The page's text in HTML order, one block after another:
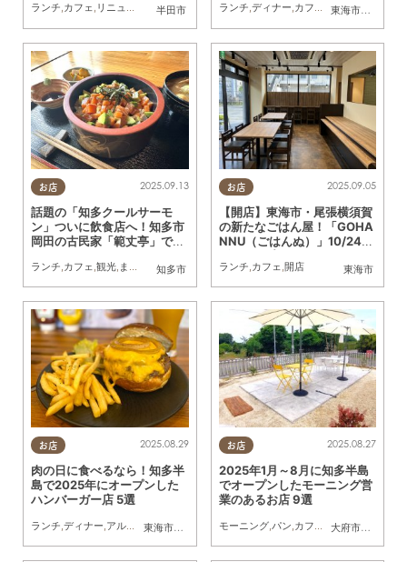
半田市
ランチ,カフェ, リニューアル ,閉店,地元企業 東海市
,大府市
ランチ,ディナー,カフェ スイーツ
お店
知多市
2025.09.13
話題の「知多クールサーモ
ン」ついに飲食店へ！知多市
岡田の古民家「範丈亭」で贅
ランチ,カフェ,観光, まちネタ ,行ってみたレポ
お店
東海市
2025.09.05
【開店】東海市・尾張横須賀
の新たなごはん屋！「GOHA
NNU（ごはんぬ）」10/24
ランチ,カフェ,開店
お店
東海市
,大府市 常滑市,武豊町
2025.08.29
肉の日に食べるなら！知多半
島で2025年にオープンした
ハンバーガー店 5選
ランチ,ディナー,アルコール ,パン 開店,専門店,まちネタ,まとめ記事
お店
大府市
,知多市
2025.08.27
2025年1月～8月に知多半島
でオープンしたモーニング営
業のあるお店 9選
モーニング,パン,カフェ スイーツ